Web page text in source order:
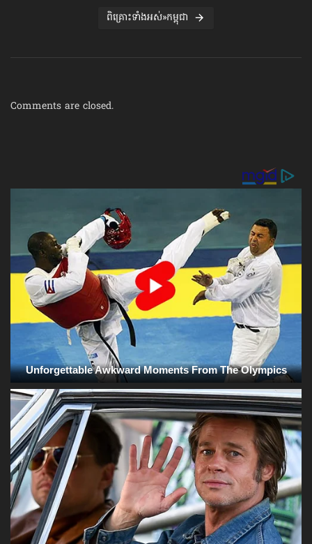
ពិគ្រោះទាំងអស់»កម្ពុជា
Comments are closed.